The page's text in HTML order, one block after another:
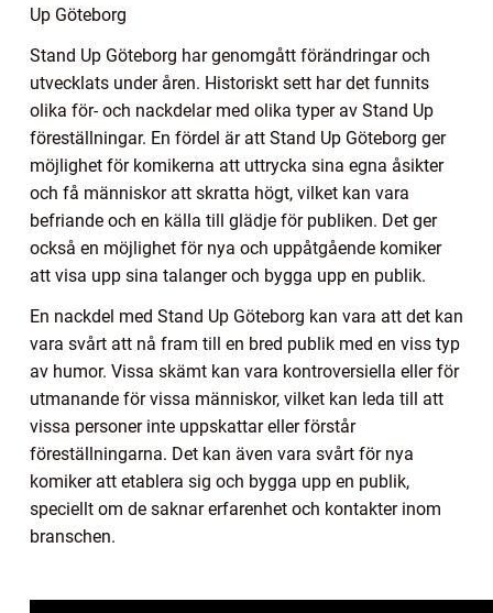
Up Göteborg
Stand Up Göteborg har genomgått förändringar och
utvecklats under åren. Historiskt sett har det funnits
olika för- och nackdelar med olika typer av Stand Up
föreställningar. En fördel är att Stand Up Göteborg ger
möjlighet för komikerna att uttrycka sina egna åsikter
och få människor att skratta högt, vilket kan vara
befriande och en källa till glädje för publiken. Det ger
också en möjlighet för nya och uppåtgående komiker
att visa upp sina talanger och bygga upp en publik.
En nackdel med Stand Up Göteborg kan vara att det kan
vara svårt att nå fram till en bred publik med en viss typ
av humor. Vissa skämt kan vara kontroversiella eller för
utmanande för vissa människor, vilket kan leda till att
vissa personer inte uppskattar eller förstår
föreställningarna. Det kan även vara svårt för nya
komiker att etablera sig och bygga upp en publik,
speciellt om de saknar erfarenhet och kontakter inom
branschen.